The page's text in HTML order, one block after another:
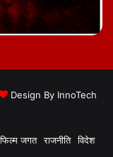
Design By InnoTech
फिल्म जगत राजनीति विदेश